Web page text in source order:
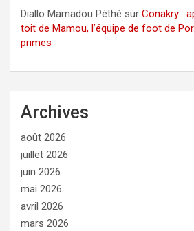
Diallo Mamadou Péthé sur Conakry :
toit de Mamou, l’équipe de foot de
primes
Archives
août 2026
juillet 2026
juin 2026
mai 2026
avril 2026
mars 2026